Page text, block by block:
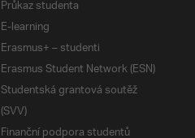
Průkaz studenta
E-learning
Erasmus+ – studenti
Erasmus Student Network (ESN)
Studentská grantová soutěž
(SVV)
Finanční podpora studentů